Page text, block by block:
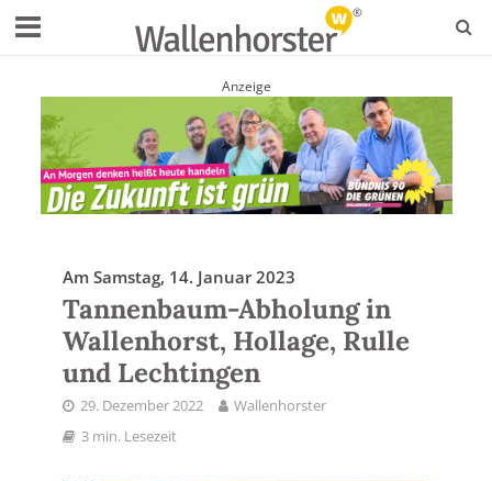
Anzeige
Am Samstag, 14. Januar 2023
Tannenbaum-Abholung in
Wallenhorst, Hollage, Rulle
und Lechtingen
29. Dezember 2022
Wallenhorster
3 min. Lesezeit